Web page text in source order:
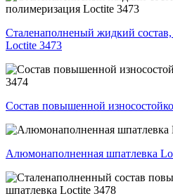
Сталенаполненый жидкий
Loctite 3473
Состав повышенной
Алюмонаполненная шпатлевка